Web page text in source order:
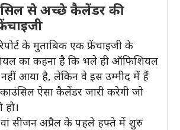
से अच्छे कैलेंडर की
के मुताबिक एक फ्रेंचाइजी के
का कहना है कि भले ही ऑफिशियल
आया है, लेकिन वे इस उम्मीद में हैं
ऐसा कैलेंडर जारी करेगी जो
सीजन अप्रैल के पहले हफ्ते में शुरु